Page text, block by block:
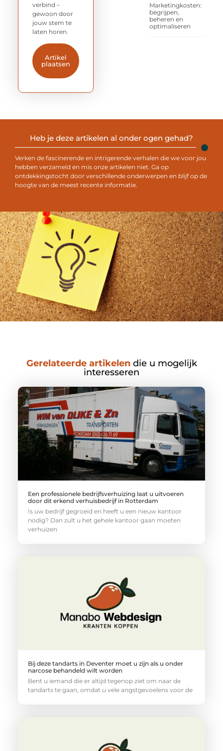
Marketingkosten:
begrijpen,
beheren en
optimaliseren
verbind –
gewoon door
jouw stem te
laten horen.
Artikel
plaatsen
Heb je deze artikelen al onder ogen gehad?
Verken de fascinerende en intrigerende verhalen die we voor jou
hebben verzameld en mis onze artikelen niet. Ga op
ontdekkingstocht door verschillende onderwerpen en blijf op de
hoogte van de meest recente informatie.
Gerelateerde artikelendie u mogelijk
interesseren
Een professionele bedrijfsverhuizing laat u uitvoeren
door dit erkend verhuisbedrijf in Rotterdam
Is uw bedrijf gegroeid en heeft u een nieuw kantoor
nodig? Dan zult u het gehele kantoor gaan moeten
verhuizen
Bij deze tandarts in Deventer moet u zijn als u onder
narcose behandeld wilt worden
Bent u iemand die er altijd tegenop ziet om naar de
tandarts te gaan, omdat u vele angstgevoelens voor de